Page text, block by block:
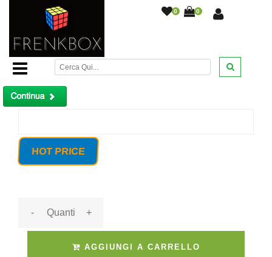
0 0
Home Page /Coppia Barriera anti intrusione 6 sensori
orientabili infrarossi cavo o wireless
Prodotto non trovato!
HOT PRICE
- +
AGGIUNGI A CARRELLO